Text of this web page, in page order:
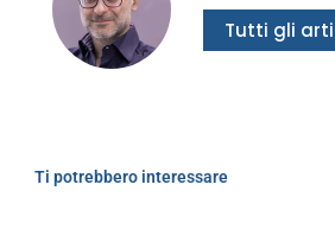
Tutti gli
Ti potrebbero interessare